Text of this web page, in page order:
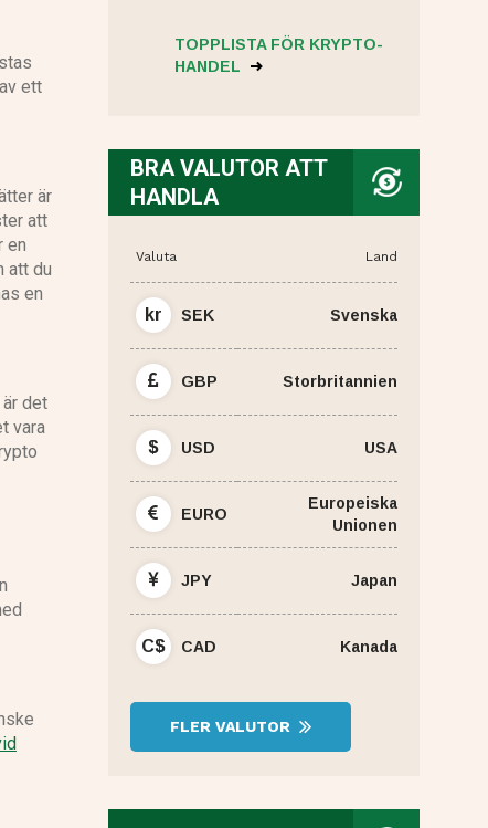
ett
är
att
en
att du
en
det
vara
TOPPLISTA FÖR KRYPTO-
HANDEL
BRA VALUTOR ATT
HANDLA
Valuta Land
kr SEK Svenska
GBP Storbritannien
$ USD USA
EURO
Europeiska
Unionen
JPY Japan
C$ CAD Kanada
FLER VALUTOR